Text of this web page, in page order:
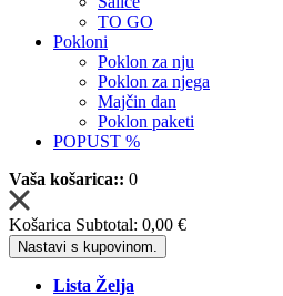
TO GO
Pokloni
Poklon za nju
Poklon za njega
Majčin dan
Poklon paketi
POPUST %
Vaša košarica:: 0
Košarica Subtotal: 0,00 €
Nastavi s kupovinom.
Lista Želja